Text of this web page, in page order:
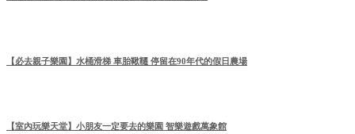
【必去親子樂園】水桶滑梯 車胎鞦韆 停留在90年代的假日農場
【室內玩樂天堂】小朋友一定要去的樂園 智樂遊戲萬象館